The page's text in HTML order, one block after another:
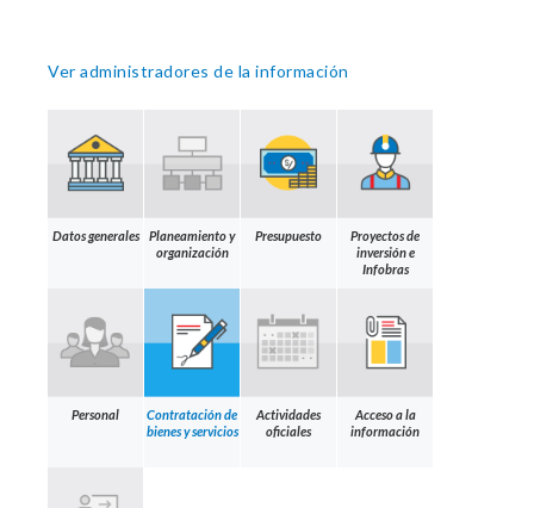
Ver administradores de la información
Datos generales
Planeamiento y
organización
Presupuesto
Proyectos de
inversión e
Infobras
Personal
Contratación de
bienes y servicios
Actividades
oficiales
Acceso a la
información